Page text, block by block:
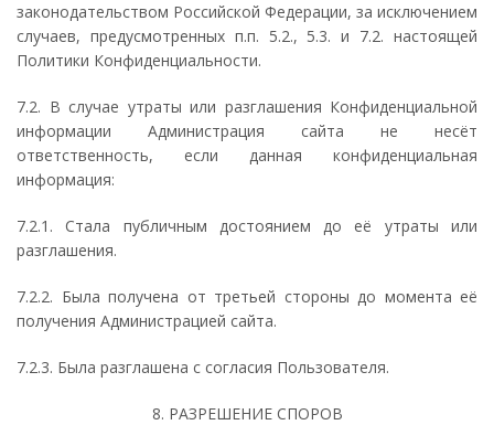
законодательством Российской Федерации, за исключением
случаев, предусмотренных п.п. 5.2., 5.3. и 7.2. настоящей
Политики Конфиденциальности.
7.2. В случае утраты или разглашения Конфиденциальной
информации Администрация сайта не несёт
ответственность, если данная конфиденциальная
информация:
7.2.1. Стала публичным достоянием до её утраты или
разглашения.
7.2.2. Была получена от третьей стороны до момента её
получения Администрацией сайта.
7.2.3. Была разглашена с согласия Пользователя.
8. РАЗРЕШЕНИЕ СПОРОВ